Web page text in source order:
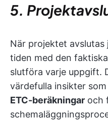
5.
När projektet
tiden med den
slutföra varje uppgift.
värdefulla insikter
ETC-beräkningar och